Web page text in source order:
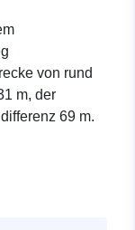
von rund
m, der
69 m.